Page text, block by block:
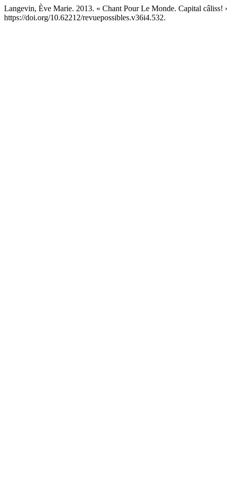
Langevin, Ève Marie. 2013. « Chant Pour Le Monde. Capital câliss!
https://doi.org/10.62212/revuepossibles.v36i4.532.